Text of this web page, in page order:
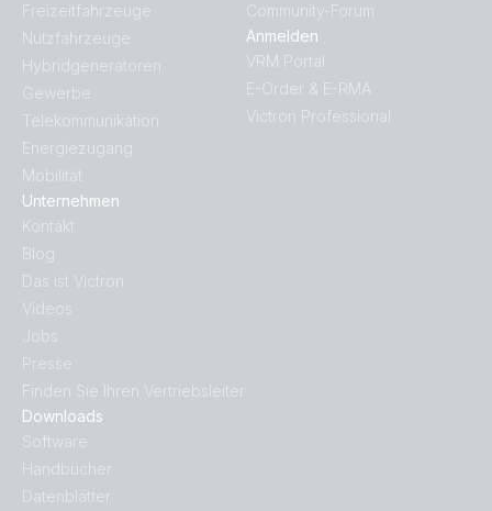
Downloads
Software
Handbücher
Datenblätter
Freizeitfahrzeuge
Nutzfahrzeuge
Hybridgeneratoren
Gewerbe
Telekommunikation
Energiezugang
Mobilität
Unternehmen
Kontakt
Blog
Das ist Victron
Videos
Jobs
Presse
Finden Sie Ihren Vertriebsleiter
Community-Forum
Anmelden
VRM Portal
E-Order & E-RMA
Victron Professional